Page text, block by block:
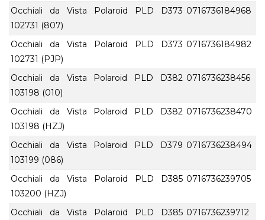
Occhiali da Vista Polaroid PLD D373
102731 (807)
0716736184968
Occhiali da Vista Polaroid PLD D373
102731 (PJP)
0716736184982
Occhiali da Vista Polaroid PLD D382
103198 (010)
0716736238456
Occhiali da Vista Polaroid PLD D382
103198 (HZJ)
0716736238470
Occhiali da Vista Polaroid PLD D379
103199 (086)
0716736238494
Occhiali da Vista Polaroid PLD D385
103200 (HZJ)
0716736239705
Occhiali da Vista Polaroid PLD D385 0716736239712